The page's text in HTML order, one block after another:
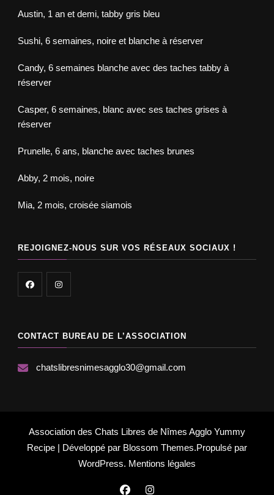
Austin, 1 an et demi, tabby gris bleu
Sushi, 6 semaines, noire et blanche à réserver
Candy, 6 semaines blanche avec des taches tabby à
réserver
Casper, 6 semaines, blanc avec ses taches grises à
réserver
Prunelle, 6 ans, blanche avec taches brunes
Abby, 2 mois, noire
Mia, 2 mois, croisée siamois
REJOIGNEZ-NOUS SUR VOS RÉSEAUX SOCIAUX !
CONTACT BUREAU DE L’ASSOCIATION
chatslibresnimesagglo30@gmail.com
Association des Chats Libres de Nîmes Agglo Yummy
Recipe | Développé par Blossom Themes.Propulsé par
WordPress. Mentions légales